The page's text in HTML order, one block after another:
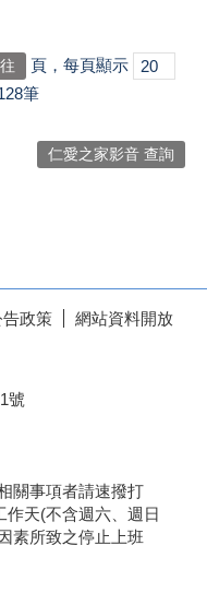
頁，每頁顯示
筆
仁愛之家影音 查詢
政策
網站資料開放
號
關事項者請速撥打
作天(不含週六、週日
素所致之停止上班